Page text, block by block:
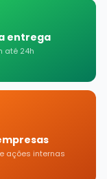
entrega
até 24h
ações internas